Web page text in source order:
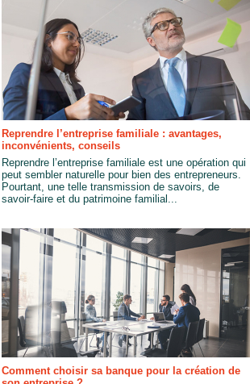
Reprendre l’entreprise familiale : avantages,
inconvénients, conseils
Reprendre l’entreprise familiale est une opération qui
peut sembler naturelle pour bien des entrepreneurs.
Pourtant, une telle transmission de savoirs, de
savoir-faire et du patrimoine familial...
Comment choisir sa banque pour la création de